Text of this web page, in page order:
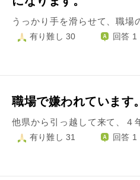
有り難し 30 回答 1
職場で嫌われています。
有り難し 31 回答 1